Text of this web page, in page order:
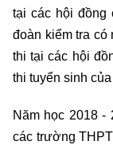
tại các hội đồng
đoàn kiểm tra có
thi tại các hội
thi tuyển sinh
Năm học 2018 -
các trường